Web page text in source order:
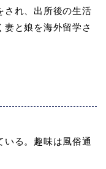
され、出所後の生活
と娘を海外留学さ
いる。趣味は風俗通